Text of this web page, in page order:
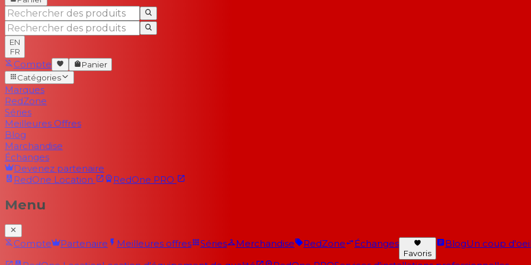
EN
FR
Compte
Panier
Catégories
Marques
RedZone
Séries
Meilleures Offres
Blog
Marchandise
Échanges
Devenez partenaire
RedOne Location RedOne PRO
Menu
Compte Partenaire Meilleures offres Séries Merchandise RedZone Échanges
Favoris
BlogUn coup